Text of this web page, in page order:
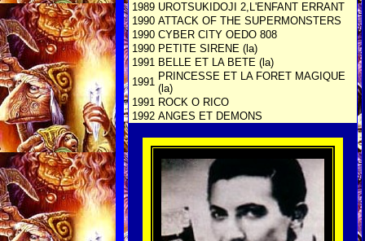
1989 UROTSUKIDOJI 2,L'ENFANT ERRANT
1990 ATTACK OF THE SUPERMONSTERS
1990 CYBER CITY OEDO 808
1990 PETITE SIRENE (la)
1991 BELLE ET LA BETE (la)
1991 PRINCESSE ET LA FORET MAGIQUE
(la)
1991 ROCK O RICO
1992 ANGES ET DEMONS